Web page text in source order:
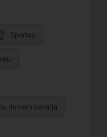
Sportos
de nem zavarja